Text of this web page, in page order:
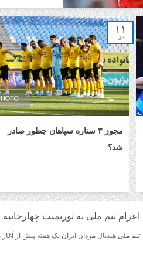
۱۱
دی
مجوز ۳ ستاره سپاهان چطور صادر
شد؟
اعزام تیم ملی به تورنمنت
تیم ملی هندبال مردان ایران یک هفته پیش از